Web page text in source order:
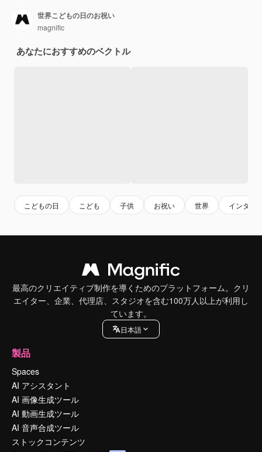
世界こどもの日のお祝い
magnific
あなたにおすすめのベクトル
こどもの日 こども 子供 お祝い 世界 インター
最高のクリエイティブ制作を導くためのプラットフォーム。クリ
エイター、企業、代理店、スタジオを含む100万人以上が利用し
ています。
日本語
製品
Spaces
AI アシスタント
AI 画像生成ツール
AI 動画生成ツール
AI 音声合成ツール
ストックコンテンツ